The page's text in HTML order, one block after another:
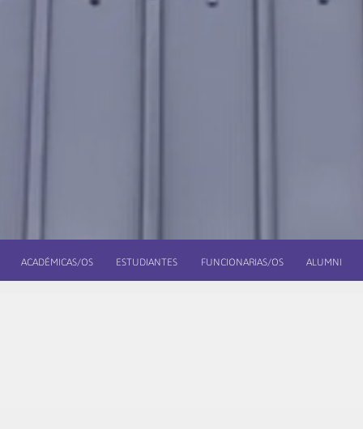
ACADÉMICAS/OS ESTUDIANTES FUNCIONARIAS/OS ALUMNI